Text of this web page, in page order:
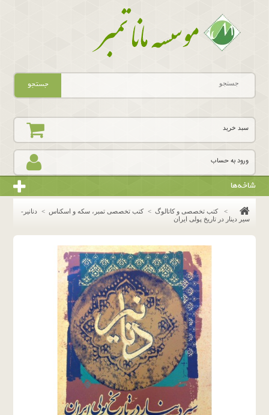
ورود به حساب
سبد خرید
جستجو
شاخه‌ها
> کتب تخصصی و کاتالوگ > كتب تخصصى تمبر، سكه و اسكناس > دنانیر-
سیر دینار در تاریخ پولی ایران